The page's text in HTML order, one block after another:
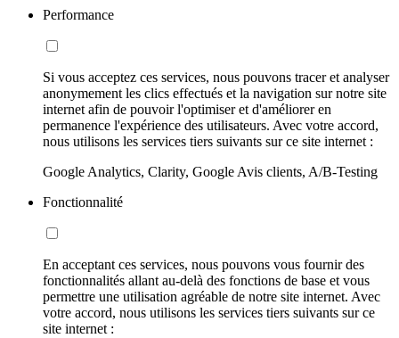
Performance
Si vous acceptez ces services, nous pouvons tracer et analyser
anonymement les clics effectués et la navigation sur notre site
internet afin de pouvoir l'optimiser et d'améliorer en
permanence l'expérience des utilisateurs. Avec votre accord,
nous utilisons les services tiers suivants sur ce site internet :
Google Analytics, Clarity, Google Avis clients, A/B-Testing
Fonctionnalité
En acceptant ces services, nous pouvons vous fournir des
fonctionnalités allant au-delà des fonctions de base et vous
permettre une utilisation agréable de notre site internet. Avec
votre accord, nous utilisons les services tiers suivants sur ce
site internet :